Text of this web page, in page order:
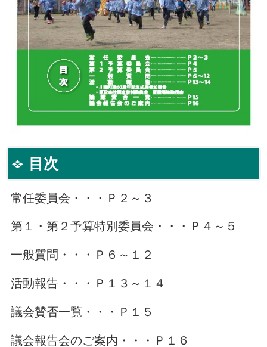
目次
常任委員会・・・Ｐ２～３
第１・第２予算特別委員会・・・Ｐ４～５
一般質問・・・Ｐ６～１２
活動報告・・・Ｐ１３～１４
議会賛否一覧・・・Ｐ１５
議会報告会のご案内・・・Ｐ１６